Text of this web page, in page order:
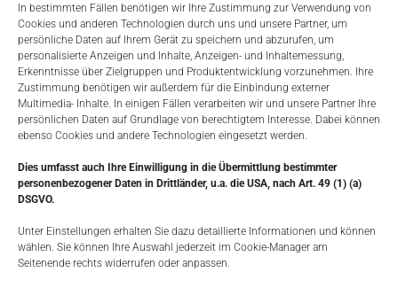
In bestimmten Fällen benötigen wir Ihre Zustimmung zur Verwendung von
Cookies und anderen Technologien durch uns und unsere Partner, um
persönliche Daten auf Ihrem Gerät zu speichern und abzurufen, um
personalisierte Anzeigen und Inhalte, Anzeigen- und Inhaltemessung,
Erkenntnisse über Zielgruppen und Produktentwicklung vorzunehmen. Ihre
Zustimmung benötigen wir außerdem für die Einbindung externer
Multimedia- Inhalte. In einigen Fällen verarbeiten wir und unsere Partner Ihre
persönlichen Daten auf Grundlage von berechtigtem Interesse. Dabei können
ebenso Cookies und andere Technologien eingesetzt werden.
Dies umfasst auch Ihre Einwilligung in die Übermittlung bestimmter
personenbezogener Daten in Drittländer, u.a. die USA, nach Art. 49 (1) (a)
DSGVO.
Unter Einstellungen erhalten Sie dazu detaillierte Informationen und können
wählen. Sie können Ihre Auswahl jederzeit im Cookie-Manager am
Seitenende rechts widerrufen oder anpassen.
Transportvorrichtung für Panels